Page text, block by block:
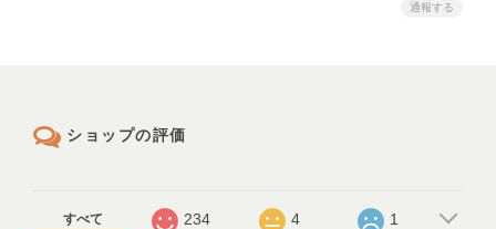
通報する
ショップの評価
すべて 234 4 1